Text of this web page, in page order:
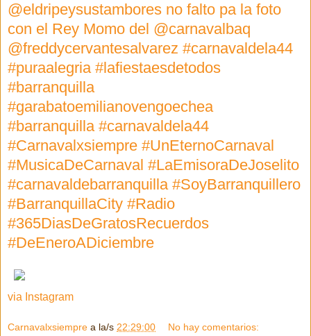
@eldripeysustambores no falto pa la foto
con el Rey Momo del @carnavalbaq
@freddycervantesalvarez #carnavaldela44
#puraalegria #lafiestaesdetodos
#barranquilla
#garabatoemilianovengoechea
#barranquilla #carnavaldela44
#Carnavalxsiempre #UnEternoCarnaval
#MusicaDeCarnaval #LaEmisoraDeJoselito
#carnavaldebarranquilla #SoyBarranquillero
#BarranquillaCity #Radio
#365DiasDeGratosRecuerdos
#DeEneroADiciembre
via Instagram
Carnavalxsiempre a la/s 22:29:00 No hay comentarios: